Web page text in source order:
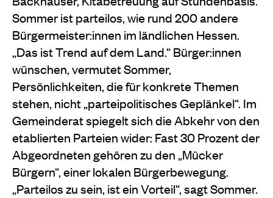
Sommer ist parteilos, wie rund 200 andere
Bürgermeister:innen im ländlichen Hessen.
„Das ist Trend auf dem Land.“ Bürger:innen
wünschen, vermutet Sommer,
Persönlichkeiten, die für konkrete Themen
stehen, nicht „parteipolitisches Geplänkel“. Im
Gemeinderat spiegelt sich die Abkehr von den
etablierten Parteien wider: Fast 30 Prozent der
Abgeordneten gehören zu den „Mücker
Bürgern“, einer lokalen Bürgerbewegung.
„Parteilos zu sein, ist ein Vorteil“, sagt Sommer.